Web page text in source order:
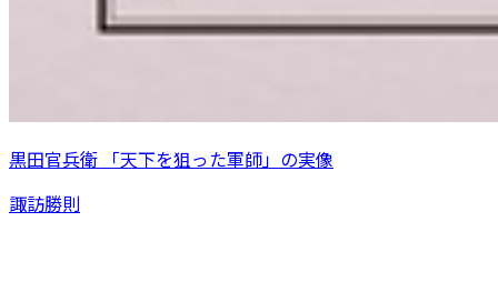
黒田官兵衛 「天下を狙った軍師」の実像
諏訪勝則